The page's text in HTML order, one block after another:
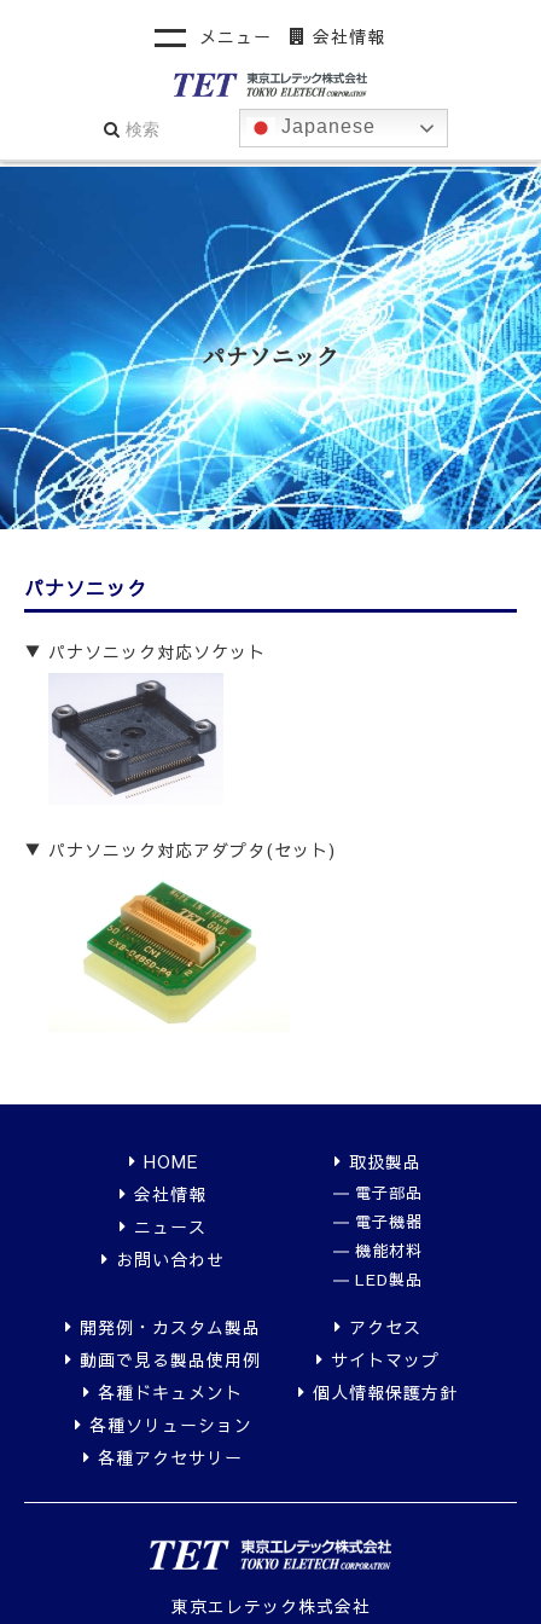
メニュー 会社情報
Japanese
パナソニック
パナソニック
パナソニック対応ソケット
パナソニック対応アダプタ(セット)
HOME
会社情報
ニュース
お問い合わせ
取扱製品
電子部品
電子機器
機能材料
LED製品
開発例・カスタム製品
動画で見る製品使用例
各種ドキュメント
各種ソリューション
各種アクセサリー
アクセス
サイトマップ
個人情報保護方針
東京エレテック株式会社